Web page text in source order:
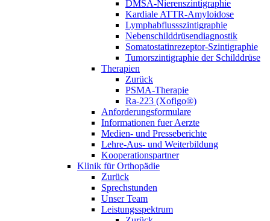
DMSA-Nierenszintigraphie
Kardiale ATTR-Amyloidose
Lymphabflussszintigraphie
Nebenschilddrüsendiagnostik
Somatostatinrezeptor-Szintigraphie
Tumorszintigraphie der Schilddrüse
Therapien
Zurück
PSMA-Therapie
Ra-223 (Xofigo®)
Anforderungsformulare
Informationen fuer Aerzte
Medien- und Presseberichte
Lehre-Aus- und Weiterbildung
Kooperationspartner
Klinik für Orthopädie
Zurück
Sprechstunden
Unser Team
Leistungsspektrum